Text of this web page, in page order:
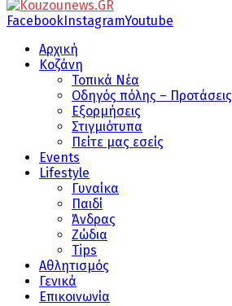
Facebook InstagramYoutube
Αρχική
Κοζάνη
Τοπικά Νέα
Οδηγός πόλης – Προτάσεις
Εξορμήσεις
Στιγμιότυπα
Πείτε μας εσείς
Events
Lifestyle
Γυναίκα
Παιδί
Άνδρας
Ζώδια
Tips
Αθλητισμός
Γενικά
Επικοινωνία